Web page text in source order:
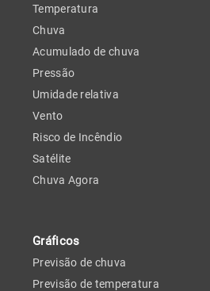
Temperatura
Chuva
Acumulado de chuva
Pressão
Umidade relativa
Vento
Risco de Incêndio
Satélite
Chuva Agora
Gráficos
Previsão de chuva
Previsão de temperatura